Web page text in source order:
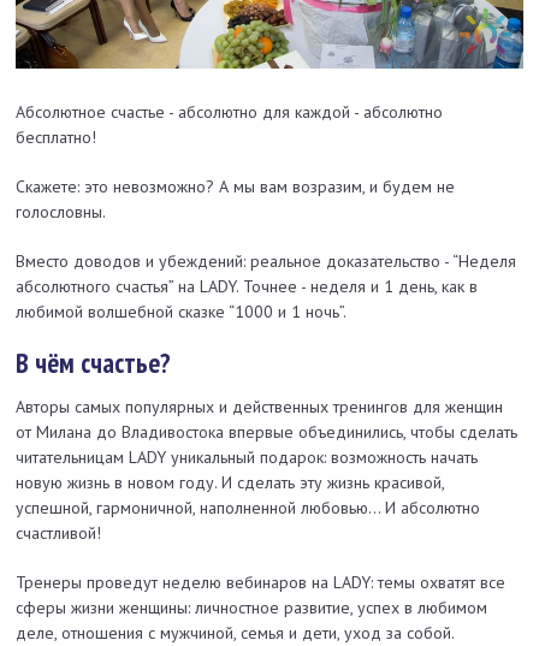
Абсолютное счастье - абсолютно для каждой - абсолютно
бесплатно!
Скажете: это невозможно? А мы вам возразим, и будем не
голословны.
Вместо доводов и убеждений: реальное доказательство - “Неделя
абсолютного счастья” на LADY. Точнее - неделя и 1 день, как в
любимой волшебной сказке “1000 и 1 ночь”.
В чём счастье?
Авторы самых популярных и действенных тренингов для женщин
от Милана до Владивостока впервые объединились, чтобы сделать
читательницам LADY уникальный подарок: возможность начать
новую жизнь в новом году. И сделать эту жизнь красивой,
успешной, гармоничной, наполненной любовью… И абсолютно
счастливой!
Тренеры проведут неделю вебинаров на LADY: темы охватят все
сферы жизни женщины: личностное развитие, успех в любимом
деле, отношения с мужчиной, семья и дети, уход за собой.